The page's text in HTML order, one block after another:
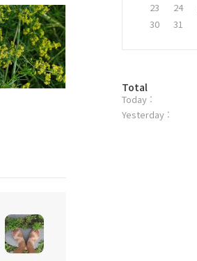
23
24
30
31
방
문
자
Total
Today :
Yesterday :